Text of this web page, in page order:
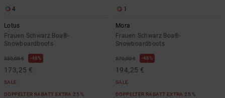
4
Lotus
Frauen Schwarz Boa®-
Snowboardboots
330,00 € 48%
173,25 €
SALE
DOPPELTER RABATT EXTRA 25 %
1
Mora
Frauen Schwarz Boa®-
Snowboardboots
370,00 € 48%
194,25 €
SALE
DOPPELTER RABATT EXTRA 25 %